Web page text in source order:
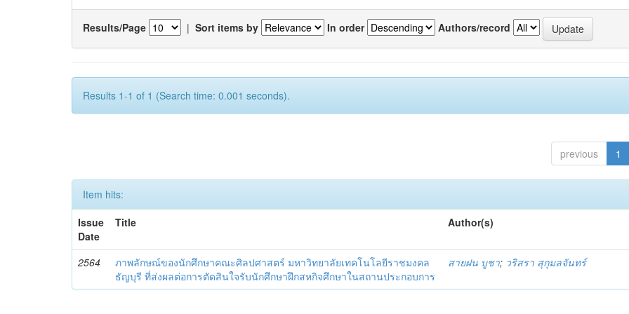
Results/Page | Sort items by In order Authors/record
Results 1-1 of 1 (Search time: 0.001 seconds).
previous 1
Item hits:
Issue
Date
Title Author(s)
2564
ภาพลักษณ์ของนักศึกษาคณะศิลปศาสตร์ มหาวิทยาลัยเทคโนโลยีราชมงคล
ธัญบุรี ที่ส่งผลต่อการตัดสินใจรับนักศึกษาฝึกสหกิจศึกษาในสถานประกอบการ
สายฝน บูชา; วริสรา สุกุมลจันทร์